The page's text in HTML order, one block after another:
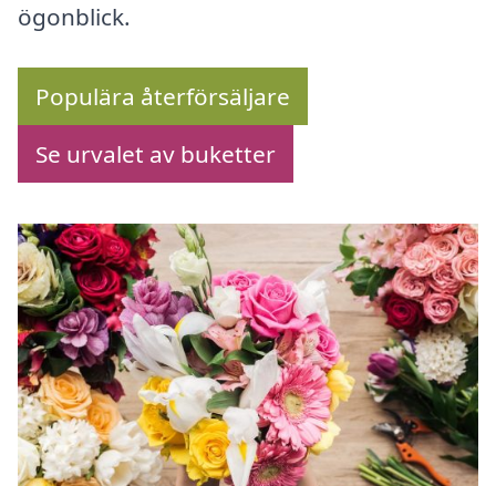
ögonblick.
Populära återförsäljare
Se urvalet av buketter